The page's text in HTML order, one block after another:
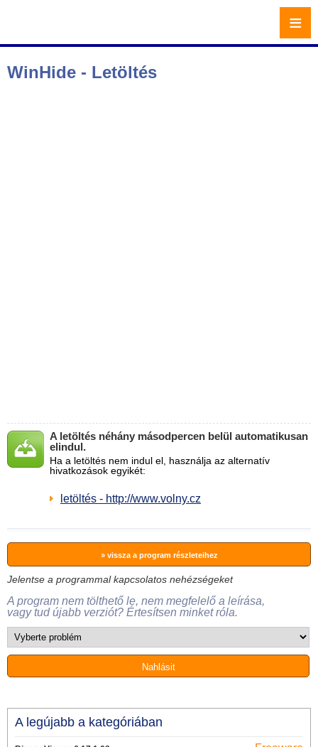
WinHide - Letöltés
A letöltés néhány másodpercen belül automatikusan
elindul.
Ha a letöltés nem indul el, használja az alternatív
hivatkozások egyikét:
letöltés - http://www.volny.cz
» vissza a program részleteihez
Jelentse a programmal kapcsolatos nehézségeket
A program nem tölthető le, nem megfelelő a leírása,
vagy tud újabb verziót? Értesítsen minket róla.
A legújabb a kategóriában
≡